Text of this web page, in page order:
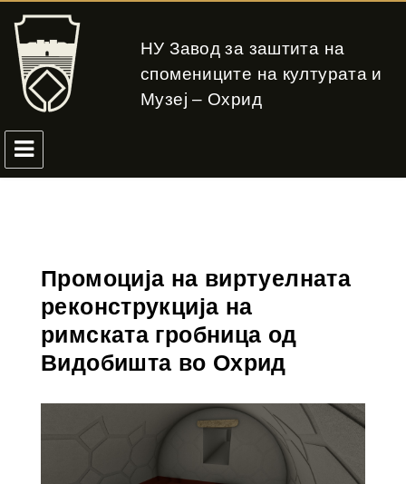
НУ Завод за заштита на
спомениците на културата и
Музеј – Охрид
Промоција на виртуелната
реконструкција на
римската гробница од
Видобишта во Охрид